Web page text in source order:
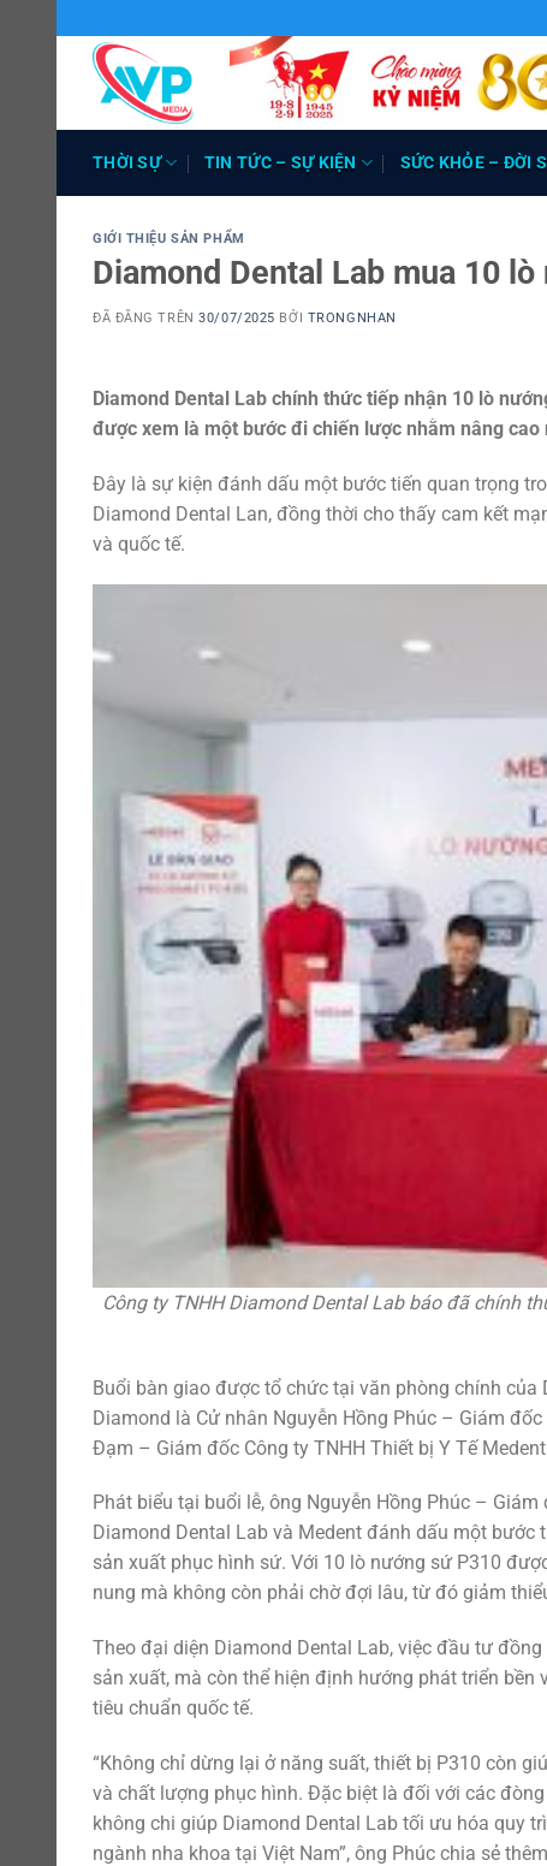
đến
THỜI SỰ TIN TỨC – SỰ KIỆN SỨC KHỎE – ĐỜI
GIỚI THIỆU SẢN PHẨM
Diamond Dental Lab mua 10
ĐÃ ĐĂNG TRÊN30/07/2025 BỞI TRONGNHAN
Diamond Dental Lab chính thức tiếp nhận 10 lò
được xem là một bước đi chiến lược nhằm nâng
Đây là sự kiện đánh dấu một bước tiến quan trọng
Diamond Dental Lan, đồng thời cho thấy cam kết
và quốc tế.
Công ty TNHH Diamond Dental Lab báo đã chính
Buổi bàn giao được tổ chức tại văn phòng chính
Diamond là Cử nhân Nguyễn Hồng Phúc – Giám
Đạm – Giám đốc Công ty TNHH Thiết bị Y Tế
Phát biểu tại buổi lễ, ông Nguyễn Hồng Phúc –
Diamond Dental Lab và Medent đánh dấu một
sản xuất phục hình sứ. Với 10 lò nướng sứ P310
nung mà không còn phải chờ đợi lâu, từ đó giảm
Theo đại diện Diamond Dental Lab, việc đầu tư
sản xuất, mà còn thể hiện định hướng phát triển
tiêu chuẩn quốc tế.
“Không chỉ dừng lại ở năng suất, thiết bị P310 còn
và chất lượng phục hình. Đặc biệt là đối với các
không chi giúp Diamond Dental Lab tối ưu hóa quy
ngành nha khoa tại Việt Nam”, ông Phúc chia sẻ